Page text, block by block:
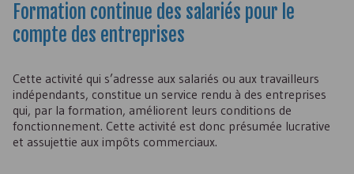
Formation continue des salariés pour le
compte des entreprises
Cette activité qui s’adresse aux salariés ou aux travailleurs
indépendants, constitue un service rendu à des entreprises
qui, par la formation, améliorent leurs conditions de
fonctionnement. Cette activité est donc présumée lucrative
et assujettie aux impôts commerciaux.